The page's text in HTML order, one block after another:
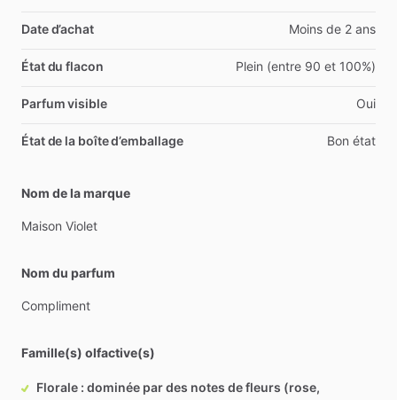
Date d’achat Moins de 2 ans
État du flacon Plein (entre 90 et 100%)
Parfum visible Oui
État de la boîte d’emballage Bon état
Nom de la marque
Maison Violet
Nom du parfum
Compliment
Famille(s) olfactive(s)
Florale : dominée par des notes de fleurs (rose,